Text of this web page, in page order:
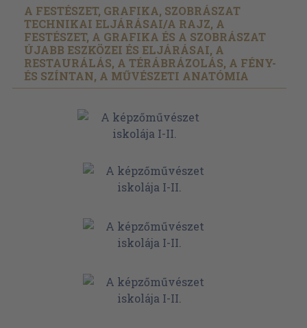
A FESTÉSZET, GRAFIKA, SZOBRÁSZAT
TECHNIKAI ELJÁRÁSAI/A RAJZ, A
FESTÉSZET, A GRAFIKA ÉS A SZOBRÁSZAT
ÚJABB ESZKÖZEI ÉS ELJÁRÁSAI, A
RESTAURÁLÁS, A TÉRÁBRÁZOLÁS, A FÉNY-
ÉS SZÍNTAN, A MŰVÉSZETI ANATÓMIA